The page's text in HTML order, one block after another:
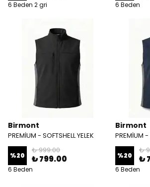
6 Beden 2 gri 6 Beden
Birmont
PREMİUM - SOFTSHELL YELEK
%20
₺ 999.00
₺ 799.00
6 Beden
Birmont
PREMİUM -
%20
₺
₺
6 Beden